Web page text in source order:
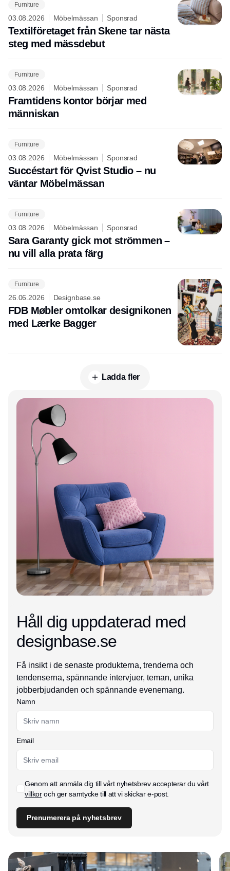
Furniture
03.08.2026 Möbelmässan Sponsrad
Textilföretaget från Skene tar nästa
steg med mässdebut
Furniture
03.08.2026 Möbelmässan Sponsrad
Framtidens kontor börjar med
människan
Furniture
03.08.2026 Möbelmässan Sponsrad
Succéstart för Qvist Studio – nu
väntar Möbelmässan
Furniture
03.08.2026 Möbelmässan Sponsrad
Sara Garanty gick mot strömmen –
nu vill alla prata färg
Furniture
26.06.2026 Designbase.se
FDB Møbler omtolkar designikonen
med Lærke Bagger
Ladda fler
Annons
Håll dig uppdaterad med
designbase.se
Få insikt i de senaste produkterna, trenderna och
tendenserna, spännande intervjuer, teman, unika
jobberbjudanden och spännande evenemang.
Namn
Email
Genom att anmäla dig till vårt nyhetsbrev accepterar du vårt
villkoroch ger samtycke till att vi skickar e-post.
Prenumerera på nyhetsbrev